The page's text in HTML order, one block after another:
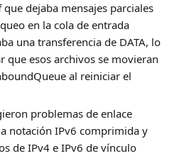
dejaba mensajes parciales
en la cola de entrada
una transferencia de DATA, lo
que esos archivos se movieran
al reiniciar el
problemas de enlace
notación IPv6 comprimida y
de IPv4 e IPv6 de vínculo